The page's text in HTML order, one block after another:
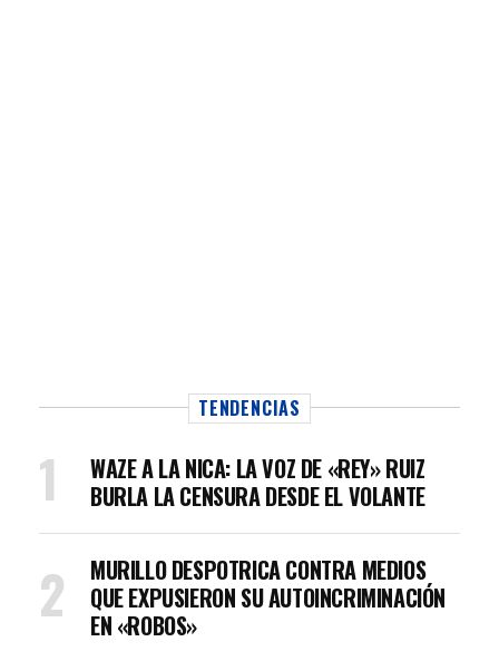
TENDENCIAS
WAZE A LA NICA: LA VOZ DE «REY» RUIZ
BURLA LA CENSURA DESDE EL VOLANTE
MURILLO DESPOTRICA CONTRA MEDIOS
QUE EXPUSIERON SU AUTOINCRIMINACIÓN
EN «ROBOS»